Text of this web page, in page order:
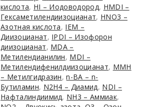
кислота, HI – Иодоводород, HMDI –
Гексаметилендиизоцианат, HNO3 –
Азотная кислота, IEM –
Диизоцианат, IPDI – Изофорон
диизоцианат, MDA –
Метилендианилин, MDI –
Метилендифенилдиизоцианат, MMH
– Метилгидразин,n-BA – n-
Бутиламин, N2H4 – Диамид, NDI –
Нафталиндиимид, NH3 – Аммиак,